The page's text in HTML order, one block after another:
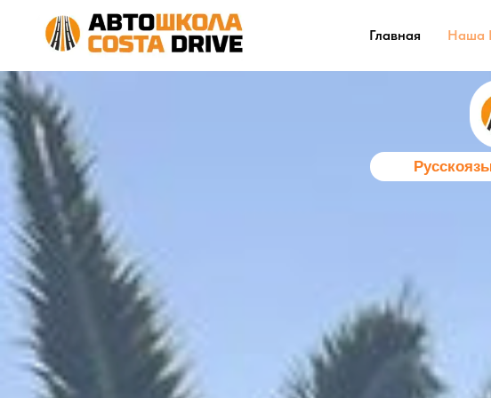
Главная Наша
Русскоязычная